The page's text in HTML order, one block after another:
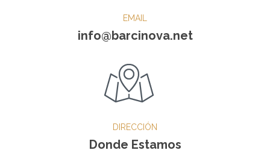
EMAIL
info@barcinova.net
DIRECCIÓN
Donde Estamos